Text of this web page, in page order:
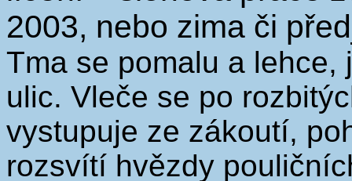
2003, nebo zima či
Tma se pomalu a
ulic. Vleče se po
vystupuje ze zákoutí,
rozsvítí hvězdy